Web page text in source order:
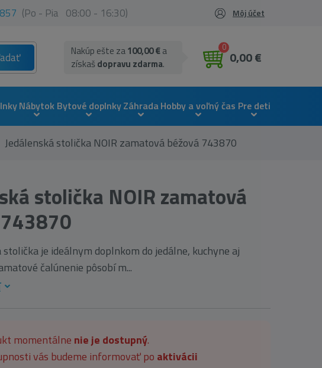
(Po - Pia 08:00 - 16:30) Môj účet
0
0,00 €
Nakúp ešte za100,00 €a
získaš dopravu zdarma.
Nábytok Bytové doplnkyZáhradaHobby a voľný čas Pre deti
Jedálenská stolička NOIR zamatová béžová 743870
stolička NOIR zamatová
je ideálnym doplnkom do jedálne, kuchyne aj
čalúnenie pôsobí m...
momentálne nie je dostupný.
vás budeme informovať po aktivácii